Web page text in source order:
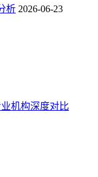
析 2026-06-23
机构深度对比